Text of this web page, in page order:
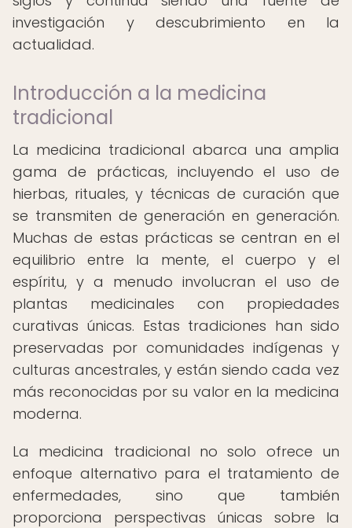
investigación y descubrimiento en la
actualidad.
Introducción a la medicina
tradicional
La medicina tradicional abarca una amplia
gama de prácticas, incluyendo el uso de
hierbas, rituales, y técnicas de curación que
se transmiten de generación en generación.
Muchas de estas prácticas se centran en el
equilibrio entre la mente, el cuerpo y el
espíritu, y a menudo involucran el uso de
plantas medicinales con propiedades
curativas únicas. Estas tradiciones han sido
preservadas por comunidades indígenas y
culturas ancestrales, y están siendo cada vez
más reconocidas por su valor en la medicina
moderna.
La medicina tradicional no solo ofrece un
enfoque alternativo para el tratamiento de
enfermedades, sino que también
proporciona perspectivas únicas sobre la